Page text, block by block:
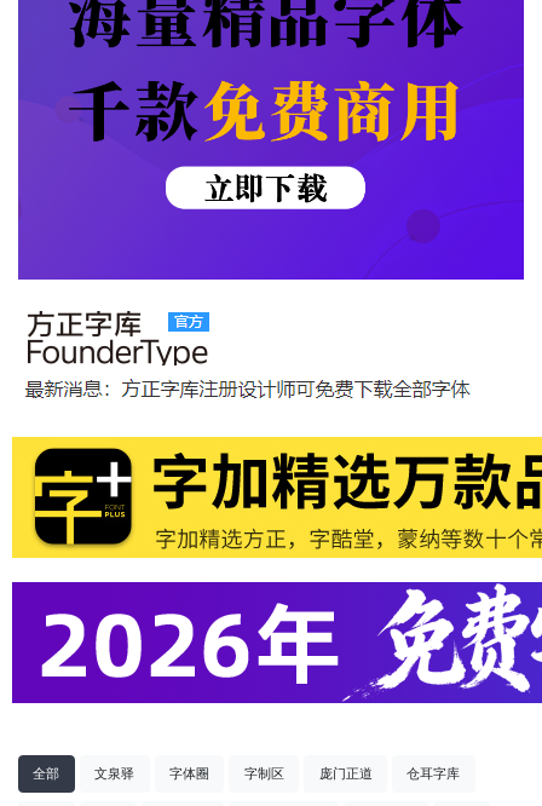
全部 文泉驿 字体圈 字制区 庞门正道 仓耳字库